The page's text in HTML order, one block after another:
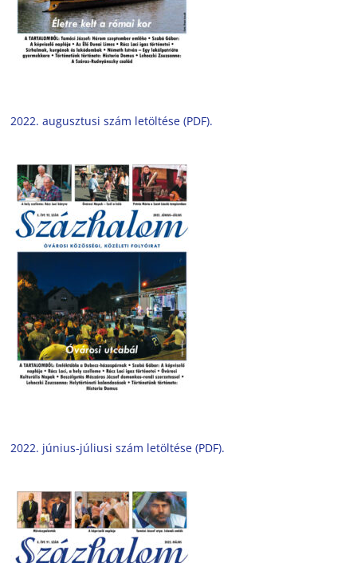
2022. augusztusi szám letöltése (PDF).
2022. június-júliusi szám letöltése (PDF).